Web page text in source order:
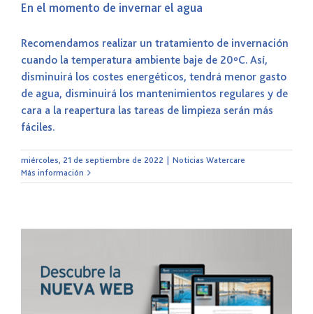
En el momento de invernar el agua
Recomendamos realizar un tratamiento de invernación
cuando la temperatura ambiente baje de 20ºC. Así,
disminuirá los costes energéticos, tendrá menor gasto
de agua, disminuirá los mantenimientos regulares y de
cara a la reapertura las tareas de limpieza serán más
fáciles.
miércoles, 21 de septiembre de 2022
Noticias Watercare
Más información